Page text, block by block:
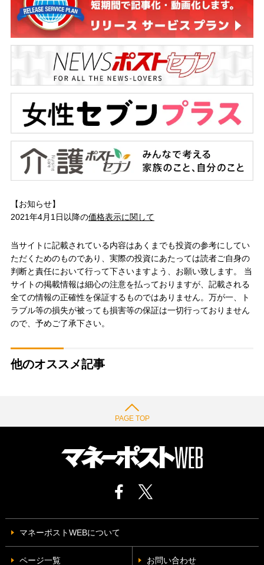
【お知らせ】
2021年4月1日以降の価格表示に関して
当サイトに記載されている内容はあくまでも投資の参考にしてい
ただくためのものであり、実際の投資にあたっては読者ご自身の
判断と責任において行って下さいますよう、お願い致します。 当
サイトの掲載情報は細心の注意を払っておりますが、記載される
全ての情報の正確性を保証するものではありません。万が一、ト
ラブル等の損失が被っても損害等の保証は一切行っておりません
ので、予めご了承下さい。
他のオススメ記事
PAGE TOP
マネーポストWEBについて
ページ一覧 お問い合わせ